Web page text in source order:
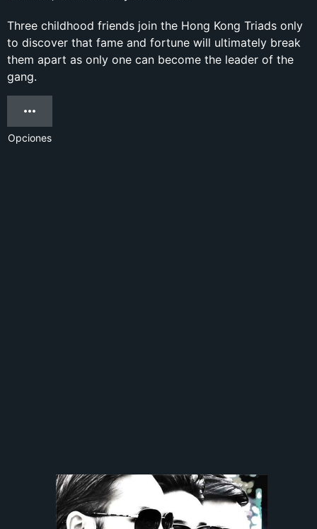
Three childhood friends join the Hong Kong Triads only
to discover that fame and fortune will ultimately break
them apart as only one can become the leader of the
gang.
Opciones